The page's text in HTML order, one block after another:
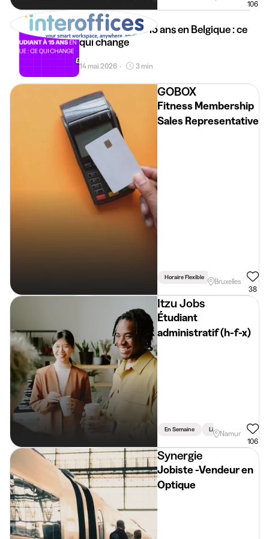
106
Job étudiant à 15 ans en Belgique : ce
qui change
14 mai 2026 • 3 min
GOBOX
Fitness Membership
Sales Representative
Horaire Flexible Lié Aux Études
Bruxelles
38
Itzu Jobs
Étudiant
administratif (h-f-x)
En Semaine Lié Aux Études
Namur
106
Synergie
Jobiste -Vendeur en
Optique